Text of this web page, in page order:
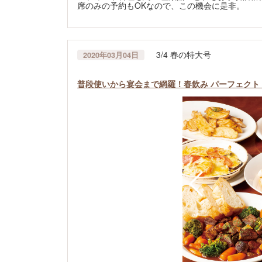
席のみの予約もOKなので、この機会に是非。
2020年03月04日 3/4 春の特大号
普段使いから宴会まで網羅！春飲み パーフェク